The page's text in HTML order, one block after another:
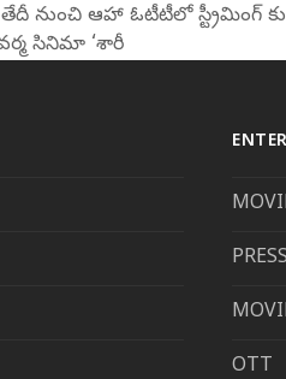
నుంచి ఆహా ఓటీటీలో స్ట్రీమింగ్ కు
సినిమా ‘శారీ
OTT